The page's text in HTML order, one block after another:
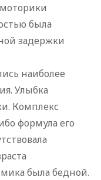
была
задержки
наиболее
Улыбка
Комплекс
формула его
была бедной.